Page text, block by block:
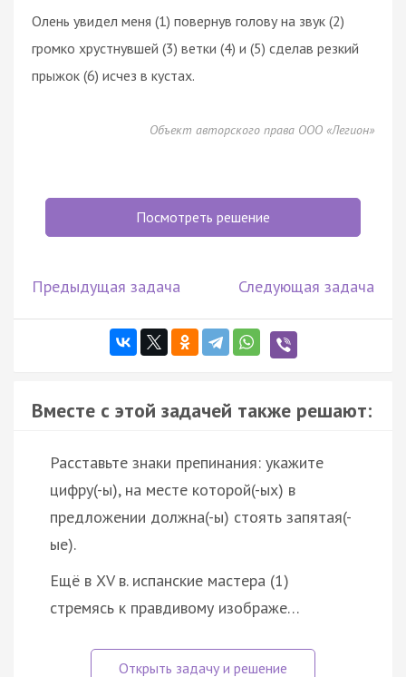
Олень увидел меня (1) повернув голову на звук (2)
громко хрустнувшей (3) ветки (4) и (5) сделав резкий
прыжок (6) исчез в кустах.
Объект авторского права ООО «Легион»
Посмотреть решение
Предыдущая задача Следующая задача
Вместе с этой задачей также решают:
Расставьте знаки препинания: укажите
цифру(-ы), на месте которой(-ых) в
предложении должна(-ы) стоять запятая(-
ые).
Ещё в ХV в. испанские мастера (1)
стремясь к правдивому изображе…